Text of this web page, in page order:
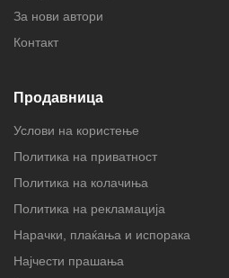
За нови автори
Контакт
Продавница
Услови на користење
Политика на приватност
Политика на колачиња
Политика на рекламација
Нарачки, плаќања и испорака
Најчести прашања